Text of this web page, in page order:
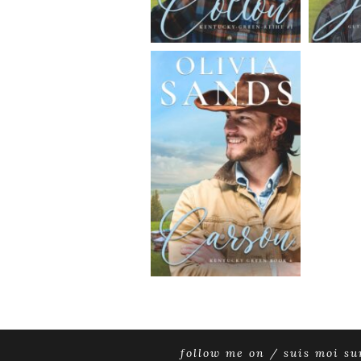
follow me on / suis moi